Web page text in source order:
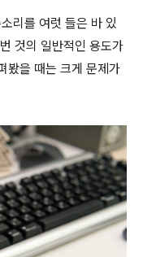
리를 여럿 들은 바 있
것의 일반적인 용도가
봤을 때는 크게 문제가